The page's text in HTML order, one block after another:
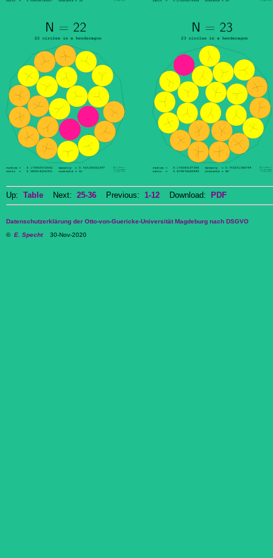
Up: Table Next: 25-36 Previous: 1-12 Download: PDF
Datenschutzerklärung der Otto-von-Guericke-Universität Magdeburg nach DSGVO
© E. Specht30-Nov-2020